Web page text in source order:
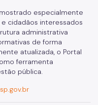
especialmente
cidadãos interessados
administrativa
de forma
atualizada, o Portal
ferramenta
pública.